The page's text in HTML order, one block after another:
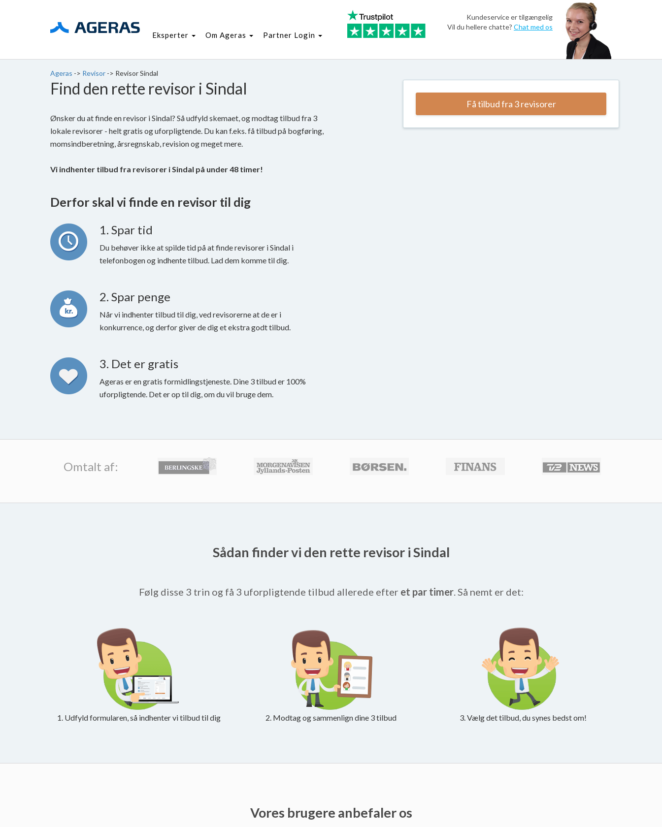
Eksperter Om Ageras Partner Login
Kundeservice er tilgængelig
Vil du hellere chatte? Chat med os
Ageras -> Revisor -> Revisor Sindal
Find den rette revisor i Sindal
Ønsker du at finde en revisor i Sindal? Så udfyld skemaet, og modtag tilbud fra 3
lokale revisorer - helt gratis og uforpligtende. Du kan f.eks. få tilbud på bogføring,
momsindberetning, årsregnskab, revision og meget mere.
Vi indhenter tilbud fra revisorer i Sindal på under 48 timer!
Få tilbud fra 3 revisorer
Derfor skal vi finde en revisor til dig
1. Spar tid
Du behøver ikke at spilde tid på at finde revisorer i Sindal i
telefonbogen og indhente tilbud. Lad dem komme til dig.
2. Spar penge
Når vi indhenter tilbud til dig, ved revisorerne at de er i
konkurrence, og derfor giver de dig et ekstra godt tilbud.
3. Det er gratis
Ageras er en gratis formidlingstjeneste. Dine 3 tilbud er 100%
uforpligtende. Det er op til dig, om du vil bruge dem.
Omtalt af:
Sådan finder vi den rette revisor i Sindal
Følg disse 3 trin og få 3 uforpligtende tilbud allerede efter et par timer. Så nemt er det:
1. Udfyld formularen, så indhenter vi tilbud til dig 2. Modtag og sammenlign dine 3 tilbud 3. Vælg det tilbud, du synes bedst om!
Vores brugere anbefaler os